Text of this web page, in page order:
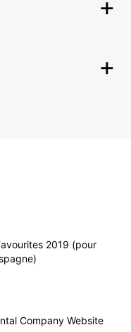
2019 (pour
Company Website